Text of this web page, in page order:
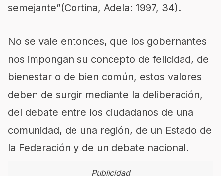
semejante”(Cortina, Adela: 1997, 34).
No se vale entonces, que los gobernantes
nos impongan su concepto de felicidad, de
bienestar o de bien común, estos valores
deben de surgir mediante la deliberación,
del debate entre los ciudadanos de una
comunidad, de una región, de un Estado de
la Federación y de un debate nacional.
Publicidad